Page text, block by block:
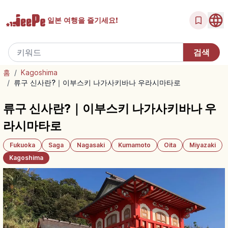
일본 여행을 즐기세요!
홈 / Kagoshima
/ 류구 신사란?｜이부스키 나가사키바나 우라시마타로
류구 신사란?｜이부스키 나가사키바나 우
라시마타로
Fukuoka Saga Nagasaki Kumamoto Oita
Miyazaki
Kagoshima